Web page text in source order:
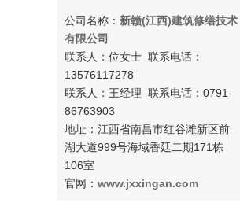
公司名称： 新赣(江西)建筑修缮技术
有限公司
联系人：位女士 联系电话：
13576117278
联系人：王经理 联系电话：0791-
86763903
地址：江西省南昌市红谷滩新区前
湖大道999号海域香廷二期171栋
106室
官网： www.jxxingan.com